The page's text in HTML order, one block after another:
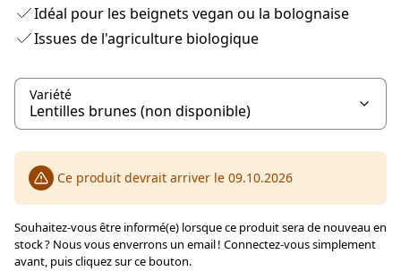
Idéal pour les beignets vegan ou la bolognaise
Issues de l'agriculture biologique
Variété
Ce produit devrait arriver le 09.10.2026
Souhaitez-vous être informé(e) lorsque ce produit sera de nouveau en
stock ? Nous vous enverrons un email ! Connectez-vous simplement
avant, puis cliquez sur ce bouton.